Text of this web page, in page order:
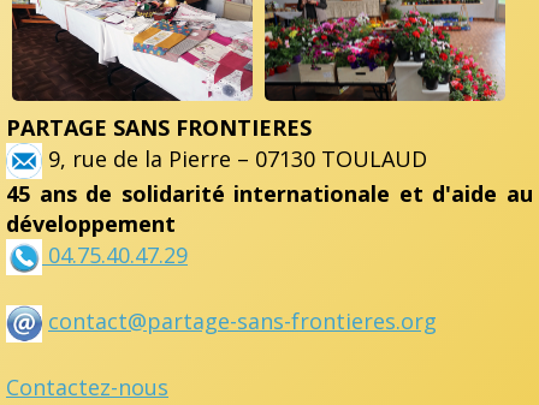
PARTAGE SANS FRONTIERES
9, rue de la Pierre – 07130 TOULAUD
45 ans de solidarité internationale et d'aide au
développement
04.75.40.47.29
contact@partage-sans-frontieres.org
Contactez-nous